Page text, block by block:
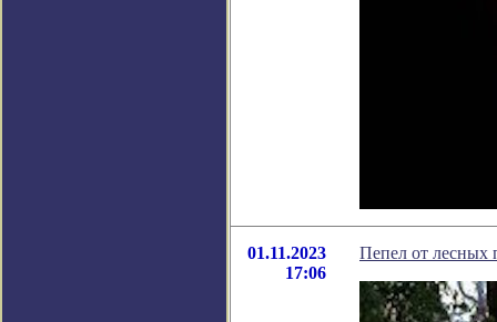
01.11.2023
17:06
Пепел от лесных